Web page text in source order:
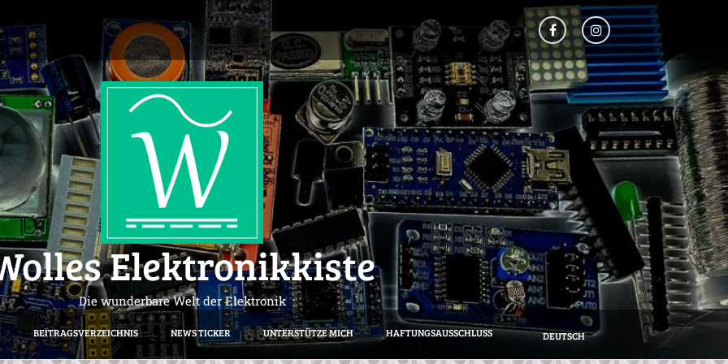
Elektronikkiste
Die wunderbare Welt der Elektronik
BEITRAGSVERZEICHNIS NEWS TICKER UNTERSTÜTZE MICH HAFTUNGSAUSSCHLUSS DEUTSCH